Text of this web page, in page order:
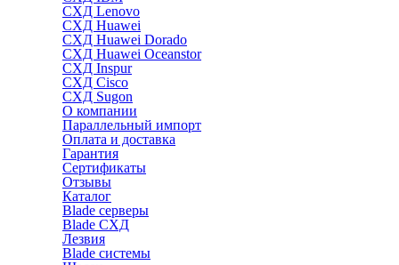
СХД Lenovo
СХД Huawei
СХД Huawei Dorado
СХД Huawei Oceanstor
СХД Inspur
СХД Cisco
СХД Sugon
О компании
Параллельный импорт
Оплата и доставка
Гарантия
Сертификаты
Отзывы
Каталог
Blade серверы
Blade СХД
Лезвия
Blade системы